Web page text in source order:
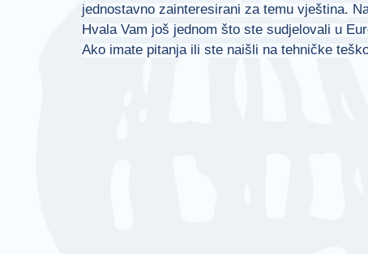
jednostavno zainteresirani za temu vještina.
Hvala Vam još jednom što ste sudjelovali u
Ako imate pitanja ili ste naišli na tehničke